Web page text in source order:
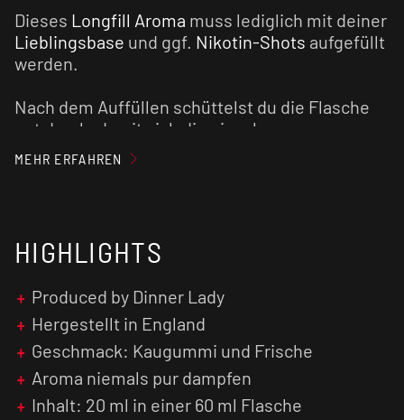
Dieses Longfill Aroma muss lediglich mit deiner
Lieblingsbase und ggf. Nikotin-Shots aufgefüllt
werden.
Nach dem Auffüllen schüttelst du die Flasche
gut durch, damit sich die einzelnen
Bestandteile vermischen. Jetzt steht dem
Genuss nichts mehr im Wege. Du kannst direkt
intensiver, je länger das fertig gemischte
Achtung:Aroma niemals pur dampfen!
MEHR ERFAHREN
HIGHLIGHTS
Produced by Dinner Lady
Hergestellt in England
Geschmack: Kaugummi und Frische
Aroma niemals pur dampfen
Inhalt: 20 ml in einer 60 ml Flasche